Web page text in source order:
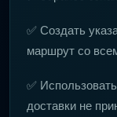
✅ Создать
маршрут со
✅
доставки не